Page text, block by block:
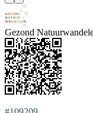
Gezond